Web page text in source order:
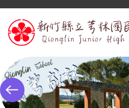
到
主
內
容
區